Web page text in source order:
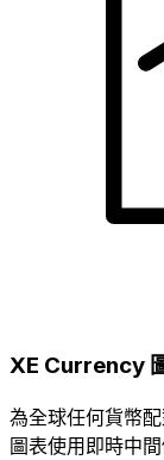
XE Currency
為全球任何貨幣
圖表使用即時中